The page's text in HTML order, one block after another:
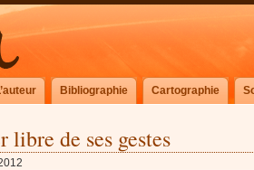
Bibliographie Cartographie
libre de ses gestes